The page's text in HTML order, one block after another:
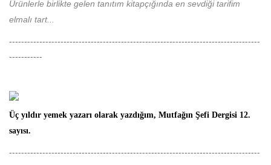
Ürünlerle birlikte gelen tanıtım kitapçığında en sevdiği tarifim
elmalı tart...
-----------------------------------------------------------------------------------
-----------
Üç yıldır yemek yazarı olarak yazdığım, Mutfağın Şefi Dergisi 12.
sayısı.
-----------------------------------------------------------------------------------